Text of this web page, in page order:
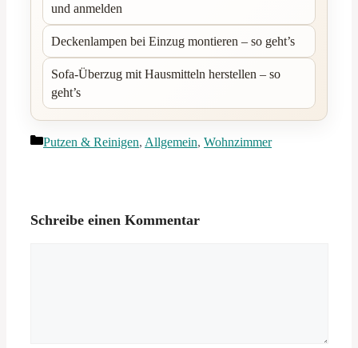
und anmelden
Deckenlampen bei Einzug montieren – so geht’s
Sofa-Überzug mit Hausmitteln herstellen – so
geht’s
Kategorien
Putzen & Reinigen, Allgemein, Wohnzimmer
Schreibe einen Kommentar